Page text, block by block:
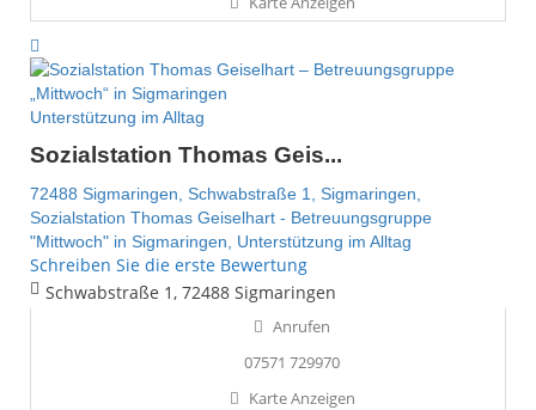
Unterstützung im Alltag
Sozialstation Thomas Geis...
72488 Sigmaringen, Schwabstraße 1, Sigmaringen,
Sozialstation Thomas Geiselhart - Betreuungsgruppe
"Mittwoch" in Sigmaringen, Unterstützung im Alltag
Schreiben Sie die erste Bewertung
Schwabstraße 1, 72488 Sigmaringen
Anrufen
07571 729970
Karte Anzeigen